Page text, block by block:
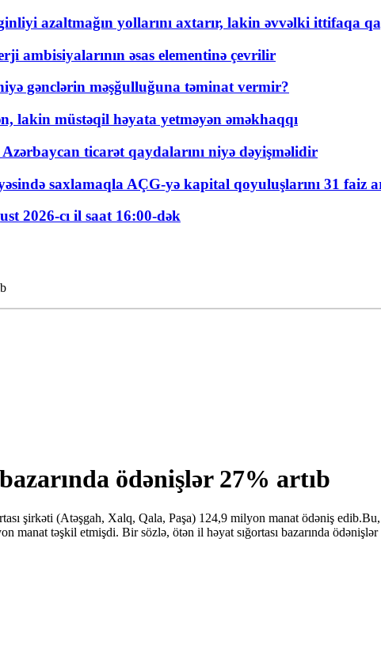
azaltmağın yollarını axtarır, lakin əvvəlki ittifaqa
ambisiyalarının əsas elementinə çevrilir
gənclərin məşğulluğuna təminat vermir?
lakin müstəqil həyata yetməyən əməkhaqqı
ticarət qaydalarını niyə dəyişməlidir
saxlamaqla AÇG-yə kapital qoyuluşlarını 31 faiz
2026-cı il saat 16:00-dək
ödənişlər 27% artıb
şirkəti (Atəşgah, Xalq, Qala, Paşa) 124,9 milyon manat ödəniş edib.Bu,
manat təşkil etmişdi. Bir sözlə, ötən il həyat sığortası bazarında